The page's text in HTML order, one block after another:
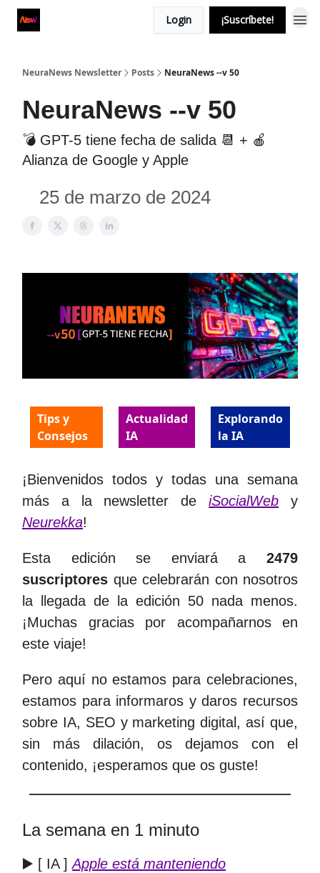
Login ¡Suscríbete!
NeuraNews Newsletter Posts NeuraNews --v 50
NeuraNews --v 50
💣 GPT-5 tiene fecha de salida 📆 + 🍎
Alianza de Google y Apple
25 de marzo de 2024
Tips y
Consejos
Actualidad
IA
Explorando
la IA
¡Bienvenidos todos y todas una semana
más a la newsletter deiSocialWeb y
Neurekka!
Esta edición se enviará a 2479
suscriptores que celebrarán con nosotros
la llegada de la edición 50 nada menos.
¡Muchas gracias por acompañarnos en
este viaje!
Pero aquí no estamos para celebraciones,
estamos para informaros y daros recursos
sobre IA, SEO y marketing digital, así que,
sin más dilación, os dejamos con el
contenido, ¡esperamos que os guste!
La semana en 1 minuto
▶️ [ IA ]Apple está manteniendo